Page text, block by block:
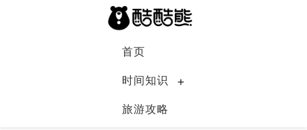
首页
时间知识
旅游攻略
中国